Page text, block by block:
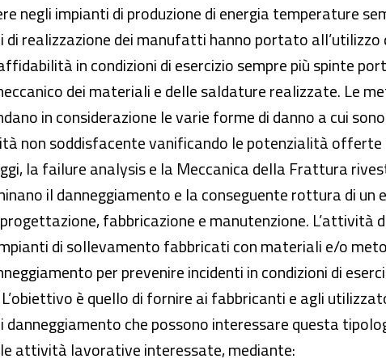
negli impianti di produzione di energia temperature
realizzazione dei manufatti hanno portato
in condizioni di esercizio sempre più spinte
dei materiali e delle saldature realizzate. Le
in considerazione le varie forme di danno a cui
non soddisfacente vanificando le potenzialità
la failure analysis e la Meccanica della Frattura
il danneggiamento e la conseguente rottura di
fabbricazione e manutenzione. L’attività
di sollevamento fabbricati con materiali e/o
per prevenire incidenti in condizioni di
è quello di fornire ai fabbricanti e agli
danneggiamento che possono interessare questa
attività lavorative interessate, mediante: